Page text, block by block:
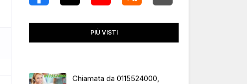
PIÙ VISTI
Chiamata da 0115524000,